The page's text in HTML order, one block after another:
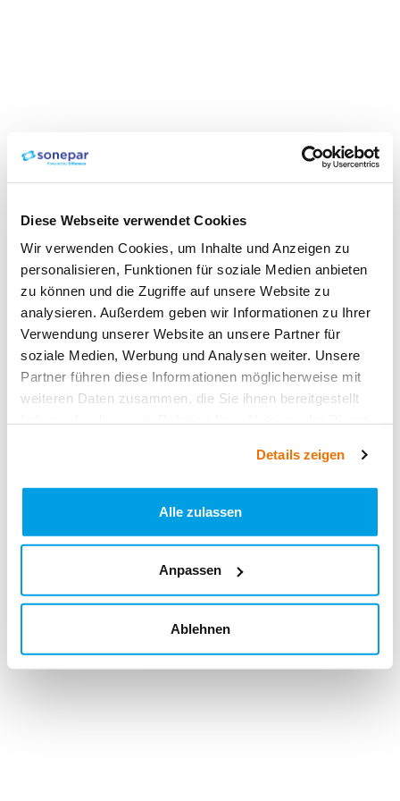
Diese Webseite verwendet Cookies
Wir verwenden Cookies, um Inhalte und Anzeigen zu
personalisieren, Funktionen für soziale Medien anbieten
zu können und die Zugriffe auf unsere Website zu
analysieren. Außerdem geben wir Informationen zu Ihrer
Verwendung unserer Website an unsere Partner für
soziale Medien, Werbung und Analysen weiter. Unsere
Partner führen diese Informationen möglicherweise mit
weiteren Daten zusammen, die Sie ihnen bereitgestellt
Details zeigen
Alle zulassen
Anpassen
Ablehnen